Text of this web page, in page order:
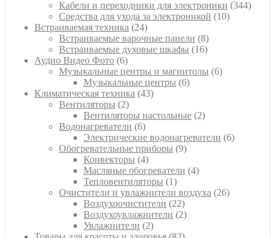
товаров
Кабели и переходники для электроники 344344
Средства для ухода за электроникой 1010
Встраиваемая техника 2424
товара
Встраиваемые варочные панели 88
товаров
Встраиваемые духовые шкафы 1616
Аудио Видео Фото 66
товаров
Музыкальные центры и магнитолы 66
Музыкальные центры 66
Климатическая техника 4343
Вентиляторы 22
товара
Вентиляторы настольные 22
Водонагреватели 66
товаров
Электрические водонагреватели 66
Обогревательные приборы 99
Конвекторы 44
товара
Масляные обогреватели 44
Тепловентиляторы 11
товар
Очистители и увлажнители воздуха 2626
Воздухоочистители 2222
товара
Воздухоувлажнители 22
Увлажнители 22